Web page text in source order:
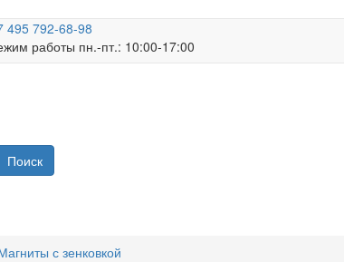
495 792-68-98
работы пн.-пт.: 10:00-17:00
Поиск
с зенковкой